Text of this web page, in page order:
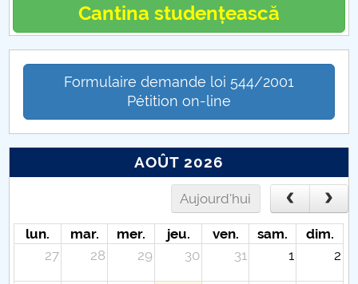
Cantina studențească
Formulaire demande loi 544/2001
Pétition on-line
AOÛT 2026
Aujourd'hui
lun. mar. mer. jeu. ven. sam.
dim.
27
28 29 30 31 1 2